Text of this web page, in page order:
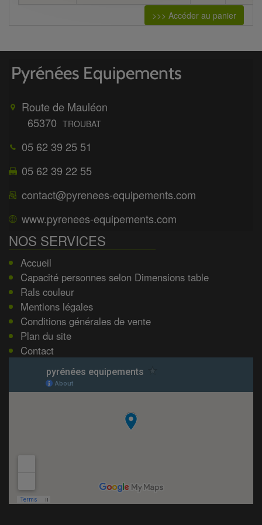
>>> Accéder au panier
Route de Mauléon
65370 TROUBAT
05 62 39 25 51
05 62 39 22 55
contact@pyrenees-equipements.com
www.pyrenees-equipements.com
NOS SERVICES
Accueil
Capacité personnes selon Dimensions table
Rals couleur
Mentions légales
Conditions générales de vente
Plan du site
Contact